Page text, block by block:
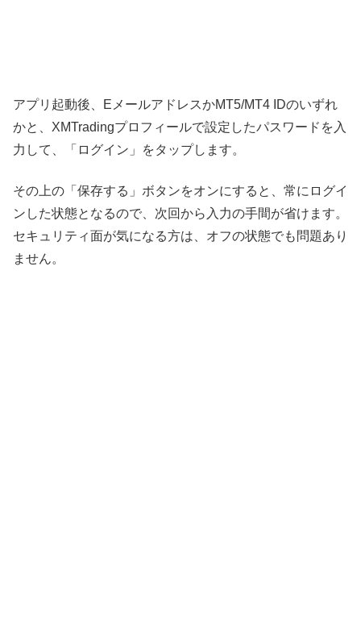
アプリ起動後、EメールアドレスかMT5/MT4 IDのいずれ
かと、XMTradingプロフィールで設定したパスワードを入
力して、「ログイン」をタップします。
その上の「保存する」ボタンをオンにすると、常にログイ
ンした状態となるので、次回から入力の手間が省けます。
セキュリティ面が気になる方は、オフの状態でも問題あり
ません。